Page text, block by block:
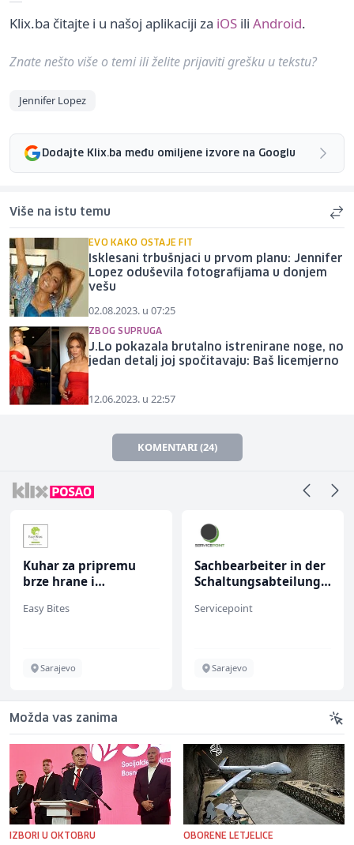
Klix.ba čitajte i u našoj aplikaciji za iOS ili Android.
Znate nešto više o temi ili želite prijaviti grešku u tekstu?
Jennifer Lopez
Dodajte Klix.ba među omiljene izvore na Googlu
Više na istu temu
EVO KAKO OSTAJE FIT
Isklesani trbušnjaci u prvom planu: Jennifer
Lopez oduševila fotografijama u donjem
vešu
02.08.2023. u 07:25
ZBOG SUPRUGA
J.Lo pokazala brutalno istrenirane noge, no
jedan detalj joj spočitavaju: Baš licemjerno
12.06.2023. u 22:57
KOMENTARI (24)
Kuhar za pripremu
brze hrane i
ž)
Easy Bites
Sarajevo
Sachbearbeiter in der
Schaltungsabteilung
Servicepoint
Sarajevo
Možda vas zanima
IZBORI U OKTOBRU OBORENE LETJELICE